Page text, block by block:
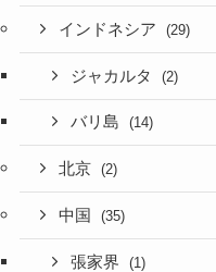
インドネシア (29)
ジャカルタ (2)
バリ島 (14)
北京 (2)
中国 (35)
張家界 (1)